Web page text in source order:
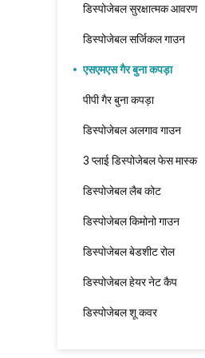
डिस्पोजेबल सुरक्षात्मक आवरण
डिस्पोजेबल सर्जिकल गाउन
एसएमएस गैर बुना कपड़ा
पीपी गैर बुना कपड़ा
डिस्पोजेबल अलगाव गाउन
3 प्लाई डिस्पोजेबल फेस मास्क
डिस्पोजेबल लैब कोट
डिस्पोजेबल किमोनो गाउन
डिस्पोजेबल बेडशीट रोल
डिस्पोजेबल हेयर नेट कैप
डिस्पोजेबल शू कवर